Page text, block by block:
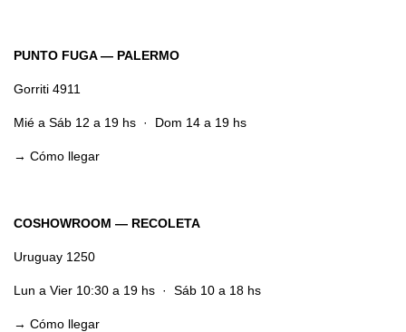
PUNTO FUGA — PALERMO
Gorriti 4911
Mié a Sáb 12 a 19 hs · Dom 14 a 19 hs
→ Cómo llegar
COSHOWROOM — RECOLETA
Uruguay 1250
Lun a Vier 10:30 a 19 hs · Sáb 10 a 18 hs
→ Cómo llegar